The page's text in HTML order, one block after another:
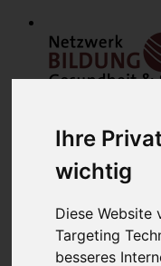
Ihre
wichtig
Diese Website
Targeting
besseres
Home
Modulfinder
Veranstaltungen